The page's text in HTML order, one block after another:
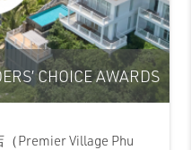
CHOICE AWARDS
Premier Village Phu